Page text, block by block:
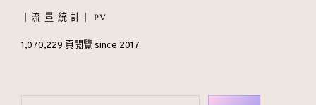
｜流 量 統 計｜ PV
1,070,229 頁閱覽 since 2017